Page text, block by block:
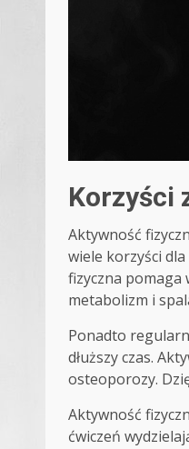
Korzyści
Aktywność
wiele korzyści
fizyczna pomaga
metabolizm i
Ponadto
dłuższy czas.
osteoporozy.
Aktywność
ćwiczeń